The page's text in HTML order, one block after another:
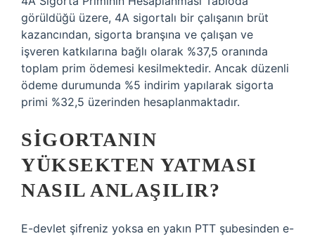
görüldüğü üzere, 4A sigortalı bir çalışanın brüt
kazancından, sigorta branşına ve çalışan ve
işveren katkılarına bağlı olarak %37,5 oranında
toplam prim ödemesi kesilmektedir. Ancak düzenli
ödeme durumunda %5 indirim yapılarak sigorta
primi %32,5 üzerinden hesaplanmaktadır.
SIGORTANIN
YÜKSEKTEN YATMASI
NASIL ANLAŞILIR?
E-devlet şifreniz yoksa en yakın PTT şubesinden e-